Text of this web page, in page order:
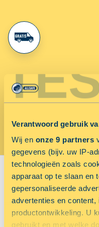
Verantwoord gebruik
Wij en onze 9 partners
gegevens (bijv. uw IP-
technologieën zoals
apparaat op te slaan en
gepersonaliseerde
advertenties en
productontwikkeling. U
gebruikt en met welke
GRATIS
Gebruik gratis onze
het vervoer van je spullen
VIND
Sorteer op